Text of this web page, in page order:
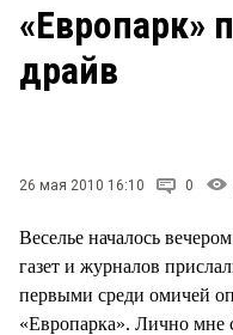
ЗАКОН
НОВОСТИ КОМПАНИЙ
«Европарк»
драйв
26 мая 2010 16:10 0
Веселье началось
газет и журналов
первыми среди омичей
«Европарка». Лично мне